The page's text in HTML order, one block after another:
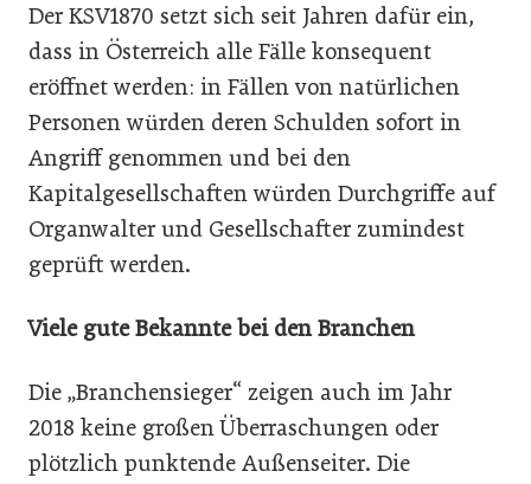
Der KSV1870 setzt sich seit Jahren dafür ein,
dass in Österreich alle Fälle konsequent
eröffnet werden: in Fällen von natürlichen
Personen würden deren Schulden sofort in
Angriff genommen und bei den
Kapitalgesellschaften würden Durchgriffe auf
Organwalter und Gesellschafter zumindest
geprüft werden.
Viele gute Bekannte bei den Branchen
Die „Branchensieger“ zeigen auch im Jahr
2018 keine großen Überraschungen oder
plötzlich punktende Außenseiter. Die